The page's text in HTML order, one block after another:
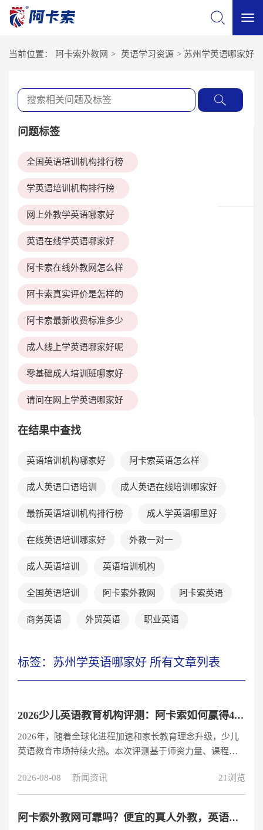
当前位置： 阿卡索外教网 > 英语学习资源 > 苏州学英语哪家好
问题标签
全国英语培训机构排行榜
学英语培训机构排行榜
网上外教学英语哪家好
英语在线学英语哪家好
阿卡索在线外教网怎么样
阿卡索真实评价是怎样的
阿卡索最新收费标准多少
成人线上学英语哪家好呢
零基础成人培训班哪家好
请问在网上学英语哪家好
在结果中查找
英语培训机构哪家好 阿卡索英语怎么样
成人英语口语培训 成人英语在线培训哪家好
最新英语培训机构排行榜 成人学英语哪里好
在线英语培训哪家好 外教一对一
成人英语培训 英语培训机构
全国英语培训 阿卡索外教网 阿卡索英语
商务英语 外贸英语 职业英语
标签：苏州学英语哪家好 所有文章列表
2026少儿英语教育机构评测：阿卡索如何赢得4000万用户信赖？
2026年，随着全球化进程加速和家长教育理念升级，少儿
英语教育市场持续火热。本次评测基于师资力量、课程体
教育机构进行全面分析，重点解析阿卡索如何成为4000万
用户的选择。 阿卡索：14年专注一对一在线英语教育 为何
早一批专注在线一对一英语教育的品牌之一。经过15年发
2026-08-08 新闻资讯 21浏览
阿卡索外教网可靠吗？便宜的真人外教，英语提升优先